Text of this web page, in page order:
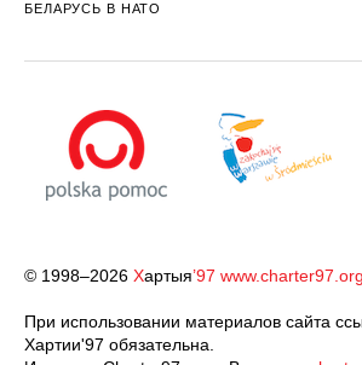
БЕЛАРУСЬ В НАТО
© 1998–2026 Хартыя’97 www.charter97.org
При использовании материалов сайта
Хартии'97 обязательна.